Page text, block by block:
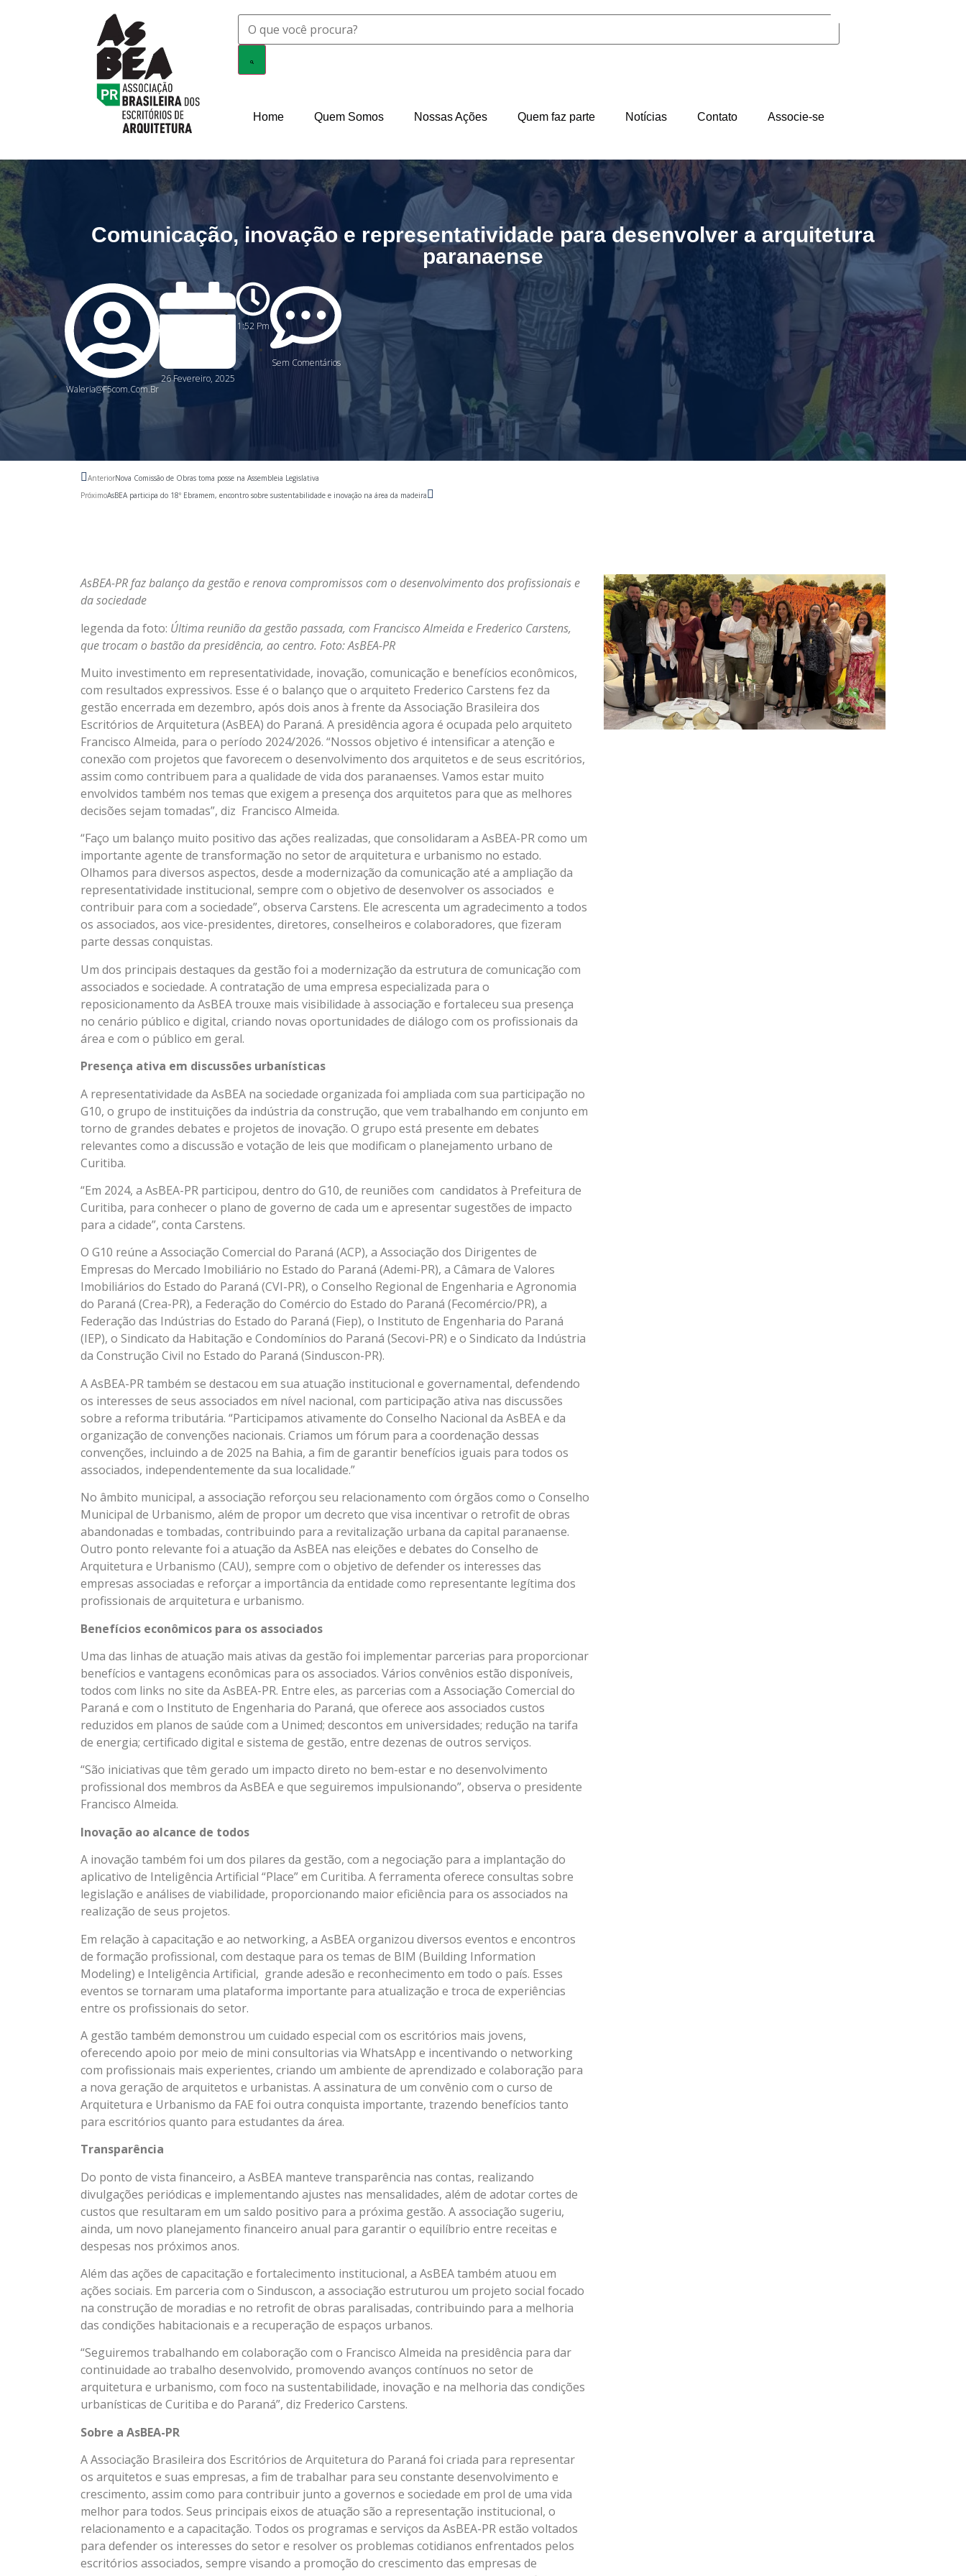
Home Quem Somos Nossas Ações Quem faz parte Notícias Contato Associe-se
Comunicação, inovação e representatividade para desenvolver a arquitetura
paranaense
Waleria@f5com.com.br
26 Fevereiro, 2025
1:52 Pm
Sem Comentários
AnteriorNova Comissão de Obras toma posse na Assembleia Legislativa
PróximoAsBEA participa do 18º Ebramem, encontro sobre sustentabilidade e inovação na área da madeira
AsBEA-PR faz balanço da gestão e renova compromissos com o desenvolvimento dos profissionais e
da sociedade
legenda da foto: Última reunião da gestão passada, com Francisco Almeida e Frederico Carstens,
que trocam o bastão da presidência, ao centro. Foto: AsBEA-PR
Muito investimento em representatividade, inovação, comunicação e benefícios econômicos,
com resultados expressivos. Esse é o balanço que o arquiteto Frederico Carstens fez da
gestão encerrada em dezembro, após dois anos à frente da Associação Brasileira dos
Escritórios de Arquitetura (AsBEA) do Paraná. A presidência agora é ocupada pelo arquiteto
Francisco Almeida, para o período 2024/2026. “Nossos objetivo é intensificar a atenção e
conexão com projetos que favorecem o desenvolvimento dos arquitetos e de seus escritórios,
assim como contribuem para a qualidade de vida dos paranaenses. Vamos estar muito
envolvidos também nos temas que exigem a presença dos arquitetos para que as melhores
decisões sejam tomadas”, diz Francisco Almeida.
“Faço um balanço muito positivo das ações realizadas, que consolidaram a AsBEA-PR como um
importante agente de transformação no setor de arquitetura e urbanismo no estado.
Olhamos para diversos aspectos, desde a modernização da comunicação até a ampliação da
representatividade institucional, sempre com o objetivo de desenvolver os associados e
contribuir para com a sociedade”, observa Carstens. Ele acrescenta um agradecimento a todos
os associados, aos vice-presidentes, diretores, conselheiros e colaboradores, que fizeram
parte dessas conquistas.
Um dos principais destaques da gestão foi a modernização da estrutura de comunicação com
associados e sociedade. A contratação de uma empresa especializada para o
reposicionamento da AsBEA trouxe mais visibilidade à associação e fortaleceu sua presença
no cenário público e digital, criando novas oportunidades de diálogo com os profissionais da
área e com o público em geral.
Presença ativa em discussões urbanísticas
A representatividade da AsBEA na sociedade organizada foi ampliada com sua participação no
G10, o grupo de instituições da indústria da construção, que vem trabalhando em conjunto em
torno de grandes debates e projetos de inovação. O grupo está presente em debates
relevantes como a discussão e votação de leis que modificam o planejamento urbano de
Curitiba.
“Em 2024, a AsBEA-PR participou, dentro do G10, de reuniões com candidatos à Prefeitura de
Curitiba, para conhecer o plano de governo de cada um e apresentar sugestões de impacto
para a cidade”, conta Carstens.
O G10 reúne a Associação Comercial do Paraná (ACP), a Associação dos Dirigentes de
Empresas do Mercado Imobiliário no Estado do Paraná (Ademi-PR), a Câmara de Valores
Imobiliários do Estado do Paraná (CVI-PR), o Conselho Regional de Engenharia e Agronomia
do Paraná (Crea-PR), a Federação do Comércio do Estado do Paraná (Fecomércio/PR), a
Federação das Indústrias do Estado do Paraná (Fiep), o Instituto de Engenharia do Paraná
(IEP), o Sindicato da Habitação e Condomínios do Paraná (Secovi-PR) e o Sindicato da Indústria
da Construção Civil no Estado do Paraná (Sinduscon-PR).
A AsBEA-PR também se destacou em sua atuação institucional e governamental, defendendo
os interesses de seus associados em nível nacional, com participação ativa nas discussões
sobre a reforma tributária. “Participamos ativamente do Conselho Nacional da AsBEA e da
organização de convenções nacionais. Criamos um fórum para a coordenação dessas
convenções, incluindo a de 2025 na Bahia, a fim de garantir benefícios iguais para todos os
associados, independentemente da sua localidade.”
No âmbito municipal, a associação reforçou seu relacionamento com órgãos como o Conselho
Municipal de Urbanismo, além de propor um decreto que visa incentivar o retrofit de obras
abandonadas e tombadas, contribuindo para a revitalização urbana da capital paranaense.
Outro ponto relevante foi a atuação da AsBEA nas eleições e debates do Conselho de
Arquitetura e Urbanismo (CAU), sempre com o objetivo de defender os interesses das
empresas associadas e reforçar a importância da entidade como representante legítima dos
profissionais de arquitetura e urbanismo.
Benefícios econômicos para os associados
Uma das linhas de atuação mais ativas da gestão foi implementar parcerias para proporcionar
benefícios e vantagens econômicas para os associados. Vários convênios estão disponíveis,
todos com links no site da AsBEA-PR. Entre eles, as parcerias com a Associação Comercial do
Paraná e com o Instituto de Engenharia do Paraná, que oferece aos associados custos
reduzidos em planos de saúde com a Unimed; descontos em universidades; redução na tarifa
de energia; certificado digital e sistema de gestão, entre dezenas de outros serviços.
“São iniciativas que têm gerado um impacto direto no bem-estar e no desenvolvimento
profissional dos membros da AsBEA e que seguiremos impulsionando”, observa o presidente
Francisco Almeida.
Inovação ao alcance de todos
A inovação também foi um dos pilares da gestão, com a negociação para a implantação do
aplicativo de Inteligência Artificial “Place” em Curitiba. A ferramenta oferece consultas sobre
legislação e análises de viabilidade, proporcionando maior eficiência para os associados na
realização de seus projetos.
Em relação à capacitação e ao networking, a AsBEA organizou diversos eventos e encontros
de formação profissional, com destaque para os temas de BIM (Building Information
Modeling) e Inteligência Artificial, grande adesão e reconhecimento em todo o país. Esses
eventos se tornaram uma plataforma importante para atualização e troca de experiências
entre os profissionais do setor.
A gestão também demonstrou um cuidado especial com os escritórios mais jovens,
oferecendo apoio por meio de mini consultorias via WhatsApp e incentivando o networking
com profissionais mais experientes, criando um ambiente de aprendizado e colaboração para
a nova geração de arquitetos e urbanistas. A assinatura de um convênio com o curso de
Arquitetura e Urbanismo da FAE foi outra conquista importante, trazendo benefícios tanto
para escritórios quanto para estudantes da área.
Transparência
Do ponto de vista financeiro, a AsBEA manteve transparência nas contas, realizando
divulgações periódicas e implementando ajustes nas mensalidades, além de adotar cortes de
custos que resultaram em um saldo positivo para a próxima gestão. A associação sugeriu,
ainda, um novo planejamento financeiro anual para garantir o equilíbrio entre receitas e
despesas nos próximos anos.
Além das ações de capacitação e fortalecimento institucional, a AsBEA também atuou em
ações sociais. Em parceria com o Sinduscon, a associação estruturou um projeto social focado
na construção de moradias e no retrofit de obras paralisadas, contribuindo para a melhoria
das condições habitacionais e a recuperação de espaços urbanos.
“Seguiremos trabalhando em colaboração com o Francisco Almeida na presidência para dar
continuidade ao trabalho desenvolvido, promovendo avanços contínuos no setor de
arquitetura e urbanismo, com foco na sustentabilidade, inovação e na melhoria das condições
urbanísticas de Curitiba e do Paraná”, diz Frederico Carstens.
Sobre a AsBEA-PR
A Associação Brasileira dos Escritórios de Arquitetura do Paraná foi criada para representar
os arquitetos e suas empresas, a fim de trabalhar para seu constante desenvolvimento e
crescimento, assim como para contribuir junto a governos e sociedade em prol de uma vida
melhor para todos. Seus principais eixos de atuação são a representação institucional, o
relacionamento e a capacitação. Todos os programas e serviços da AsBEA-PR estão voltados
para defender os interesses do setor e resolver os problemas cotidianos enfrentados pelos
escritórios associados, sempre visando a promoção do crescimento das empresas de